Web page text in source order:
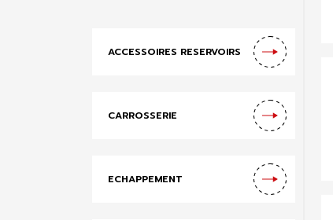
ACCESSOIRES RESERVOIRS
CARROSSERIE
ECHAPPEMENT